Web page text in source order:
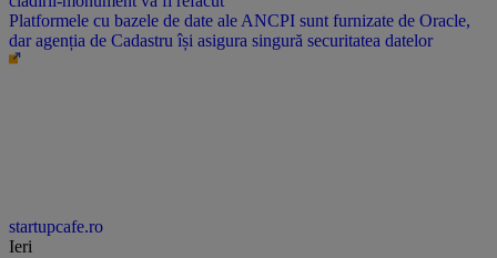
Platformele cu bazele de date ale ANCPI sunt furnizate de Oracle,
dar agenția de Cadastru își asigura singură securitatea datelor
startupcafe.ro
Ieri